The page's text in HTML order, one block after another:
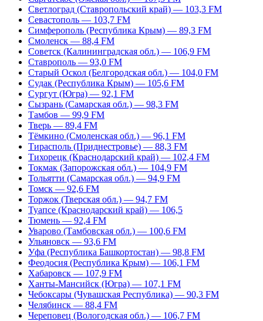
Светлоград (Ставропольский край) — 103,3 FM
Севастополь — 103,7 FM
Симферополь (Республика Крым) — 89,3 FM
Смоленск — 88,4 FM
Советск (Калининградская обл.) — 106,9 FM
Ставрополь — 93,0 FM
Старый Оскол (Белгородская обл.) — 104,0 FM
Судак (Республика Крым) — 105,6 FM
Сургут (Югра) — 92,1 FM
Сызрань (Самарская обл.) — 98,3 FM
Тамбов — 99,9 FM
Тверь — 89,4 FM
Тёмкино (Смоленская обл.) — 96,1 FM
Тирасполь (Приднестровье) — 88,3 FM
Тихорецк (Краснодарский край) — 102,4 FM
Токмак (Запорожская обл.) — 104,9 FM
Тольятти (Самарская обл.) — 94,9 FM
Томск — 92,6 FM
Торжок (Тверская обл.) — 94,7 FM
Туапсе (Краснодарский край) — 106,5
Тюмень — 92,4 FM
Уварово (Тамбовская обл.) — 100,6 FM
Ульяновск — 93,6 FM
Уфа (Республика Башкортостан) — 98,8 FM
Феодосия (Республика Крым) — 106,1 FM
Хабаровск — 107,9 FM
Ханты-Мансийск (Югра) — 107,1 FM
Чебоксары (Чувашская Республика) — 90,3 FM
Челябинск — 88,4 FM
Череповец (Вологодская обл.) — 106,7 FM